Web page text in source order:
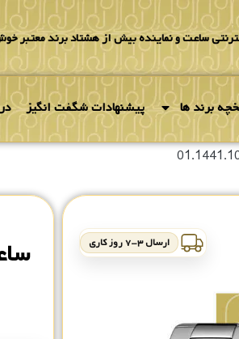
ساعت و نماینده بیش از هشتاد برند معتبر
برند ها پیشنهادات شگفت انگیز
ارسال ۳-۷ روز کاری